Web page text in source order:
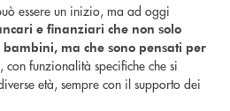
essere un inizio, ma ad oggi
e finanziari che non solo
bambini, ma che sono pensati per
, con funzionalità specifiche che si
età, sempre con il supporto dei